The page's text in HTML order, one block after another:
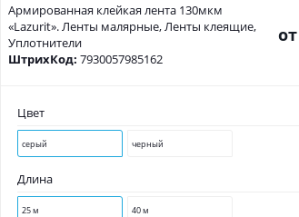
Армированная клейкая лента 130мкм
«Lazurit». Ленты малярные, Ленты клеящие,
Уплотнители
ШтрихКод: 7930057985162
Цвет
серый черный
Длина
25 м 40 м